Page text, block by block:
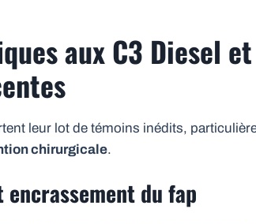
aux C3 Diesel et
leur lot de témoins inédits,
chirurgicale.
encrassement du fap